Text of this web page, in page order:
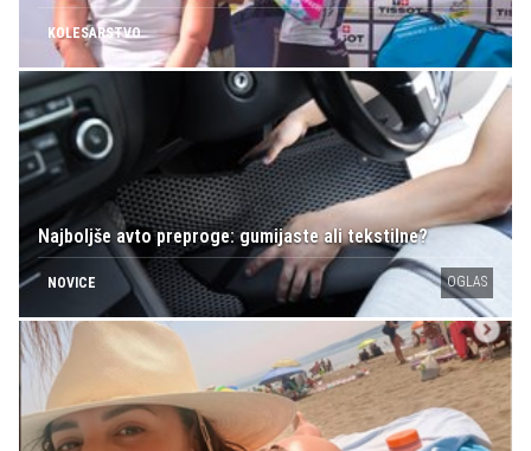
KOLESARSTVO
Najboljše avto preproge: gumijaste ali tekstilne?
NOVICE OGLAS